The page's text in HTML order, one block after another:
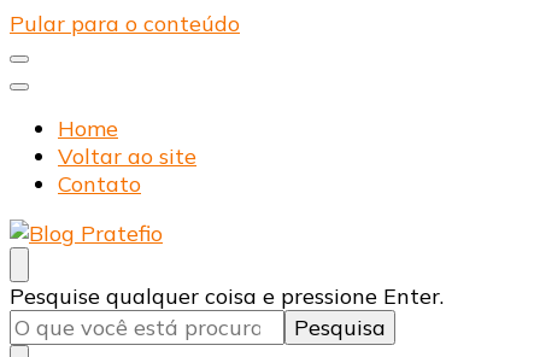
Pular para o conteúdo
Home
Voltar ao site
Contato
Blog Pratefio
Arames e Telas de Qualidade
Procurando
algo?
Pesquise qualquer coisa e pressione Enter.